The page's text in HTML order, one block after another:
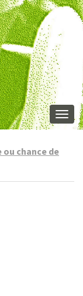
ou chance de